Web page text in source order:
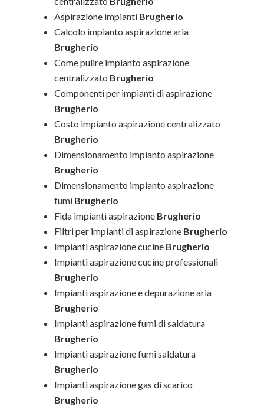
Aspirazione impianti Brugherio
Calcolo impianto aspirazione aria
Brugherio
Come pulire impianto aspirazione
centralizzato Brugherio
Componenti per impianti di aspirazione
Brugherio
Costo impianto aspirazione centralizzato
Brugherio
Dimensionamento impianto aspirazione
Brugherio
Dimensionamento impianto aspirazione
fumi Brugherio
Fida impianti aspirazione Brugherio
Filtri per impianti di aspirazione Brugherio
Impianti aspirazione cucine Brugherio
Impianti aspirazione cucine professionali
Brugherio
Impianti aspirazione e depurazione aria
Brugherio
Impianti aspirazione fumi di saldatura
Brugherio
Impianti aspirazione fumi saldatura
Brugherio
Impianti aspirazione gas di scarico
Brugherio